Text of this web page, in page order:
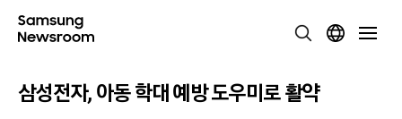
삼성전자, 아동 학대 예방 도우미로 활약